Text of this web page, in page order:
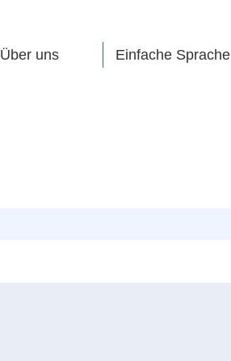
Über uns Einfache Sprache